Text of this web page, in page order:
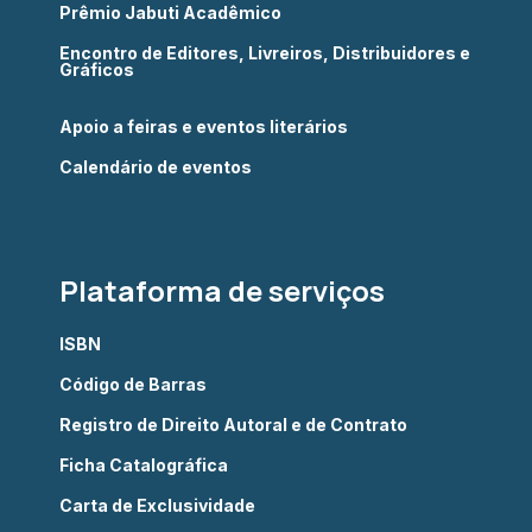
Prêmio Jabuti Acadêmico
Encontro de Editores, Livreiros, Distribuidores e
Gráficos
Apoio a feiras e eventos literários
Calendário de eventos
Plataforma de serviços
ISBN
Código de Barras
Registro de Direito Autoral e de Contrato
Ficha Catalográfica
Carta de Exclusividade